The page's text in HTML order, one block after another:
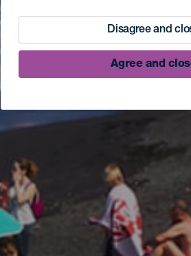
Disagree and
Agree and